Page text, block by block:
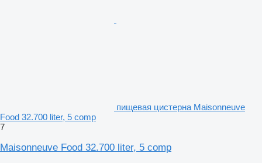
пищевая цистерна Maisonneuve
Food 32.700 liter, 5 comp
7
Maisonneuve Food 32.700 liter, 5 comp